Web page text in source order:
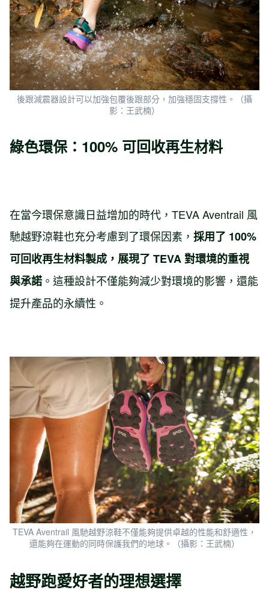
後跟減震器設計可以加強包覆後跟部分，加強穩固支撐性。（攝
影：王武楠）
綠色環保：100% 可回收再生材料
在當今環保意識日益增加的時代，TEVA Aventrail 風
馳越野涼鞋也充分考慮到了環保因素， 採用了 100%
可回收再生材料製成 ，展現了 TEVA 對環境的重視
與承諾 。這種設計不僅能夠減少對環境的影響，還能
提升產品的永續性。
TEVA Aventrail 風馳越野涼鞋不僅能夠提供卓越的性能和舒適性，
還能夠在運動的同時保護我們的地球。（攝影：王武楠）
越野跑愛好者的理想選擇